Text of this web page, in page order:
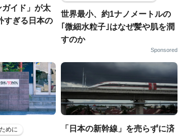
ガイド」が太
すぎる日本の
世界最小、約1ナノメートルの
｢微細水粒子｣はなぜ髪や肌を潤
すのか
Sponsored
めに
「日本の新幹線」を売らずに済